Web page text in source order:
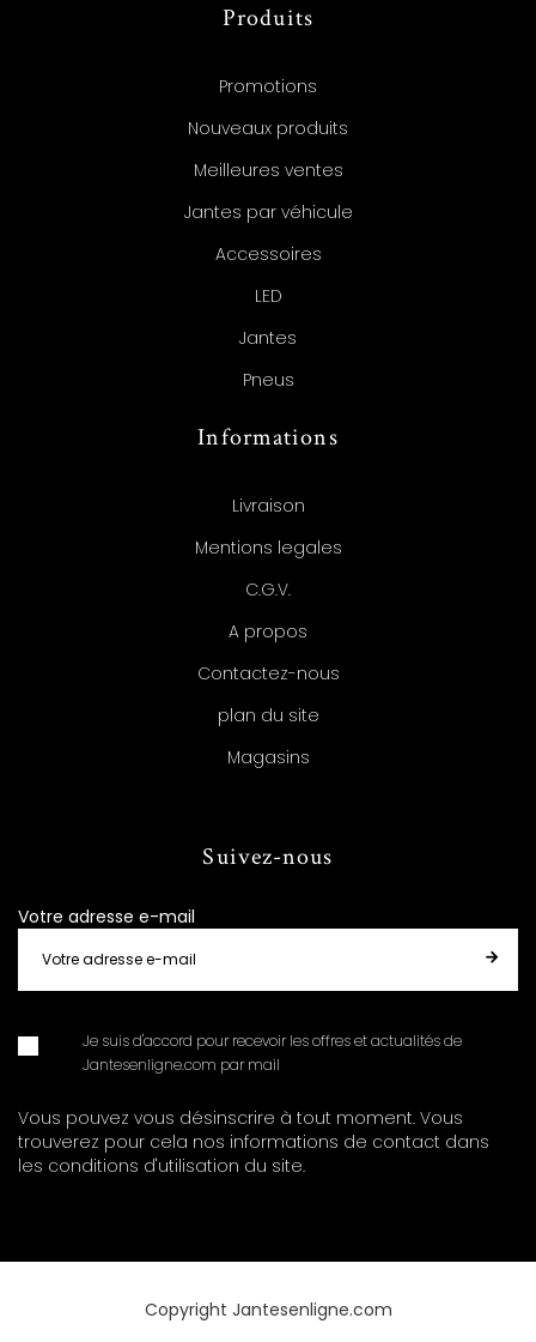
Produits
Promotions
Nouveaux produits
Meilleures ventes
Jantes par véhicule
Accessoires
LED
Jantes
Pneus
Informations
Livraison
Mentions legales
C.G.V.
A propos
Contactez-nous
plan du site
Magasins
Suivez-nous
Votre adresse e-mail
Je suis d'accord pour recevoir les offres et actualités de
Jantesenligne.com par mail
Vous pouvez vous désinscrire à tout moment. Vous
trouverez pour cela nos informations de contact dans
les conditions d'utilisation du site.
Copyright Jantesenligne.com